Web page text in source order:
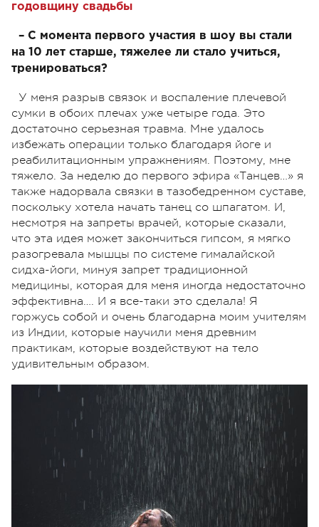
годовщину свадьбы
– С момента первого участия в шоу вы стали
на 10 лет старше, тяжелее ли стало учиться,
тренироваться?
У меня разрыв связок и воспаление плечевой
сумки в обоих плечах уже четыре года. Это
достаточно серьезная травма. Мне удалось
избежать операции только благодаря йоге и
реабилитационным упражнениям. Поэтому, мне
тяжело. За неделю до первого эфира «Танцев…» я
также надорвала связки в тазобедренном суставе,
поскольку хотела начать танец со шпагатом. И,
несмотря на запреты врачей, которые сказали,
что эта идея может закончиться гипсом, я мягко
разогревала мышцы по системе гималайской
сидха-йоги, минуя запрет традиционной
медицины, которая для меня иногда недостаточно
эффективна…. И я все-таки это сделала! Я
горжусь собой и очень благодарна моим учителям
из Индии, которые научили меня древним
практикам, которые воздействуют на тело
удивительным образом.